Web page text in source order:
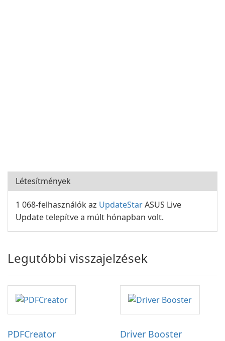
Létesítmények
1 068-felhasználók az UpdateStarASUS Live
Update telepítve a múlt hónapban volt.
Legutóbbi visszajelzések
PDFCreator Driver Booster